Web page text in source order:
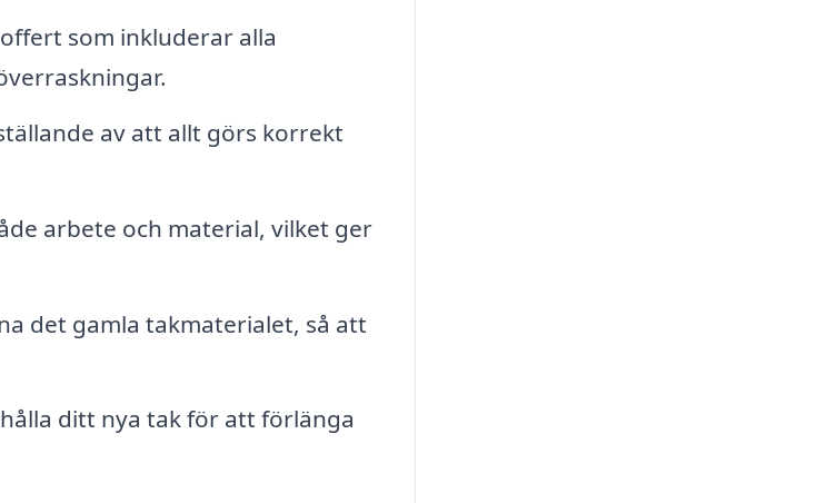
som inkluderar alla
av att allt görs korrekt
arbete och material, vilket ger
det gamla takmaterialet, så att
ditt nya tak för att förlänga